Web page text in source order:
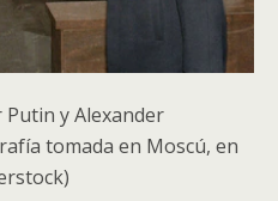
Putin y Alexander
tomada en Moscú, en